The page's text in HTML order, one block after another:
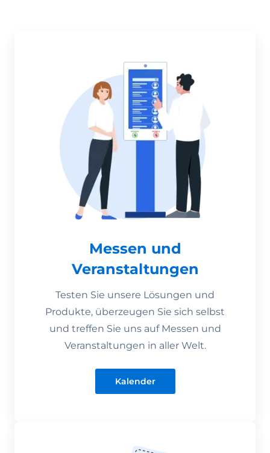
Messen und
Veranstaltungen
Testen Sie unsere Lösungen und
Produkte, überzeugen Sie sich selbst
und treffen Sie uns auf Messen und
Veranstaltungen in aller Welt.
Kalender